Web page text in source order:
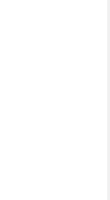
elegant